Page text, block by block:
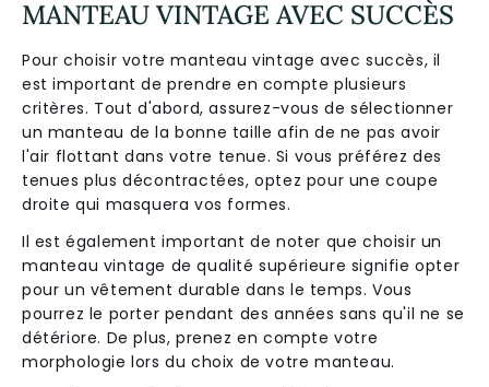
MANTEAU VINTAGE AVEC SUCCÈS
Pour choisir votre manteau vintage avec succès, il
est important de prendre en compte plusieurs
critères. Tout d'abord, assurez-vous de sélectionner
un manteau de la bonne taille afin de ne pas avoir
l'air flottant dans votre tenue. Si vous préférez des
tenues plus décontractées, optez pour une coupe
droite qui masquera vos formes.
Il est également important de noter que choisir un
manteau vintage de qualité supérieure signifie opter
pour un vêtement durable dans le temps. Vous
pourrez le porter pendant des années sans qu'il ne se
détériore. De plus, prenez en compte votre
morphologie lors du choix de votre manteau.